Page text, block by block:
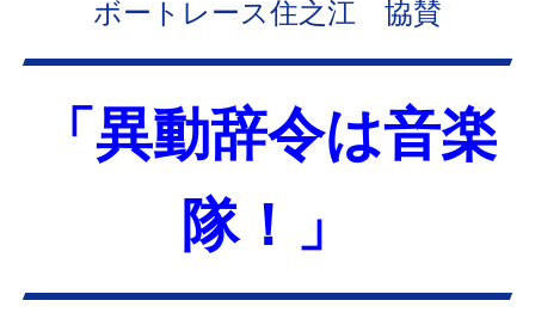
ボートレース住之江 協賛
「異動辞令は音楽
隊！」